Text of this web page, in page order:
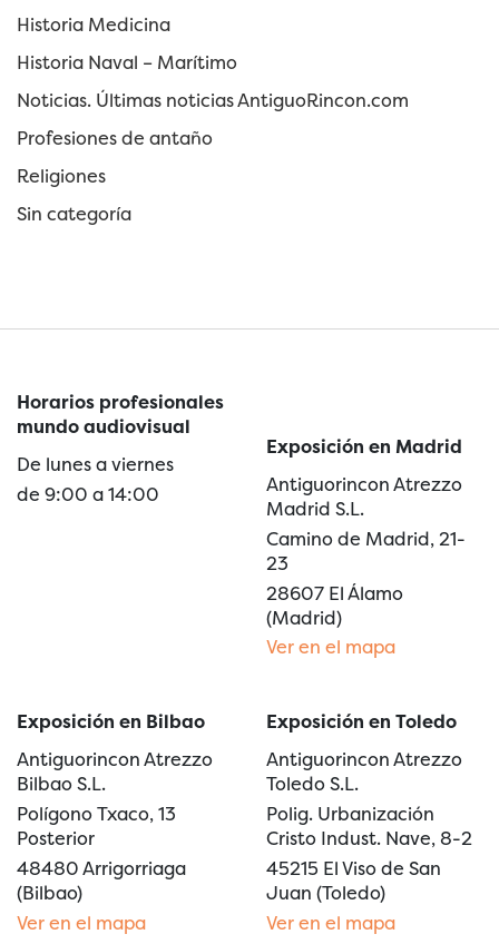
Historia Medicina
Historia Naval – Marítimo
Noticias. Últimas noticias AntiguoRincon.com
Profesiones de antaño
Religiones
Sin categoría
Horarios profesionales
mundo audiovisual
De lunes a viernes
de 9:00 a 14:00
Exposición en Madrid
Antiguorincon Atrezzo
Madrid S.L.
Camino de Madrid, 21-
23
28607 El Álamo
(Madrid)
Ver en el mapa
Exposición en Bilbao
Antiguorincon Atrezzo
Bilbao S.L.
Polígono Txaco, 13
Posterior
48480 Arrigorriaga
(Bilbao)
Ver en el mapa
Exposición en Toledo
Antiguorincon Atrezzo
Toledo S.L.
Polig. Urbanización
Cristo Indust. Nave, 8-2
45215 El Viso de San
Juan (Toledo)
Ver en el mapa